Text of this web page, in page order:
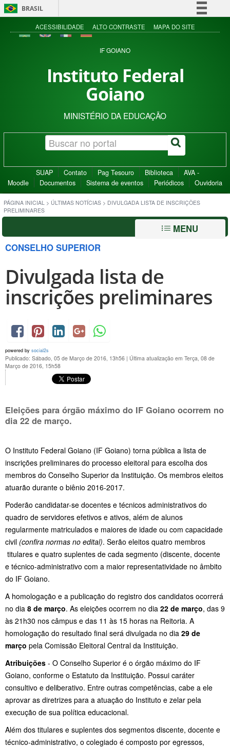
BRASIL
Simplifique!
Acesso à informação
ACESSIBILIDADE ALTO CONTRASTE MAPA DO SITE
IF GOIANO
Instituto Federal
Goiano
MINISTÉRIO DA EDUCAÇÃO
SUAP Contato Pag Tesouro Biblioteca
AVA -
Moodle
Documentos Sistema de eventos Periódicos Ouvidoria
PÁGINA INICIAL > ÚLTIMAS NOTÍCIAS > DIVULGADA LISTA DE INSCRIÇÕES
PRELIMINARES
MENU
CONSELHO SUPERIOR
Divulgada lista de
inscrições preliminares
powered by social2s
Publicado: Sábado, 05 de Março de 2016, 13h56 | Última atualização em Terça, 08 de
Março de 2016, 15h58
Eleições para órgão máximo do IF Goiano ocorrem no
dia 22 de março.
O Instituto Federal Goiano (IF Goiano) torna pública a lista de
inscrições preliminares do processo eleitoral para escolha dos
membros do Conselho Superior da Instituição. Os membros eleitos
atuarão durante o biênio 2016-2017.
Poderão candidatar-se docentes e técnicos administrativos do
quadro de servidores efetivos e ativos, além de alunos
regularmente matriculados e maiores de idade ou com capacidade
civil (confira normas no edital). Serão eleitos quatro membros
titulares e quatro suplentes de cada segmento (discente, docente
e técnico-administrativo com a maior representatividade no âmbito
do IF Goiano.
A homologação e a publicação do registro dos candidatos ocorrerá
no dia 8 de março. As eleições ocorrem no dia 22 de março, das 9
às 21h30 nos câmpus e das 11 às 15 horas na Reitoria. A
homologação do resultado final será divulgada no dia 29 de
março pela Comissão Eleitoral Central da Instituição.
Atribuições - O Conselho Superior é o órgão máximo do IF
Goiano, conforme o Estatuto da Instituição. Possui caráter
consultivo e deliberativo. Entre outras competências, cabe a ele
aprovar as diretrizes para a atuação do Instituto e zelar pela
execução de sua política educacional.
Além dos titulares e suplentes dos segmentos discente, docente e
técnico-administrativo, o colegiado é composto por egressos,